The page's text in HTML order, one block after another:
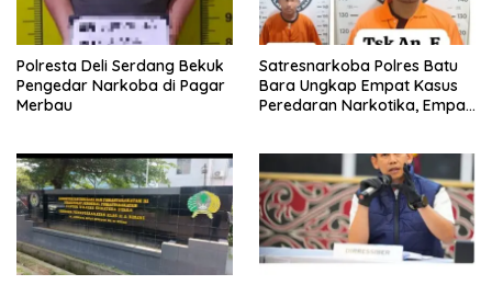
Polresta Deli Serdang Bekuk
Pengedar Narkoba di Pagar
Merbau
Satresnarkoba Polres Batu
Bara Ungkap Empat Kasus
Peredaran Narkotika, Empat